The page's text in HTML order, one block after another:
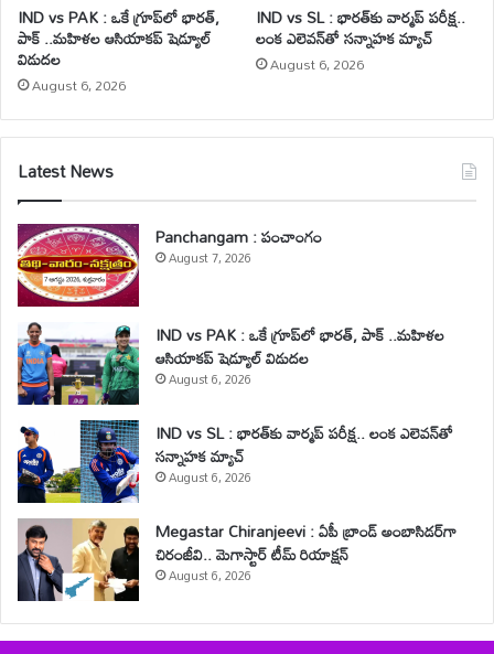
IND vs PAK : ఒకే గ్రూప్‌లో భారత్,
పాక్ ..మహిళల ఆసియాకప్ షెడ్యూల్
విడుదల
August 6, 2026
IND vs SL : భారత్‌కు వార్మప్ పరీక్ష..
లంక ఎలెవన్‌తో సన్నాహక మ్యాచ్
August 6, 2026
Latest News
Panchangam : పంచాంగం
August 7, 2026
IND vs PAK : ఒకే గ్రూప్‌లో భారత్, పాక్ ..మహిళల
ఆసియాకప్ షెడ్యూల్ విడుదల
August 6, 2026
IND vs SL : భారత్‌కు వార్మప్ పరీక్ష.. లంక ఎలెవన్‌తో
సన్నాహక మ్యాచ్
August 6, 2026
Megastar Chiranjeevi : ఏపీ బ్రాండ్ అంబాసిడర్‌గా
చిరంజీవి.. మెగాస్టార్ టీమ్ రియాక్షన్
August 6, 2026